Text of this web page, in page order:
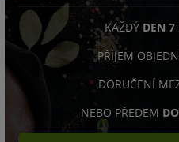
KAŽDÝ DEN
PŘÍJEM
DORUČENÍ
NEBO PŘEDEM